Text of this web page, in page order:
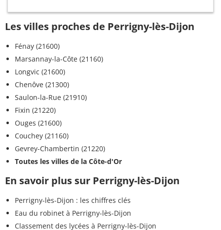
Les villes proches de Perrigny-lès-Dijon
Fénay (21600)
Marsannay-la-Côte (21160)
Longvic (21600)
Chenôve (21300)
Saulon-la-Rue (21910)
Fixin (21220)
Ouges (21600)
Couchey (21160)
Gevrey-Chambertin (21220)
Toutes les villes de la Côte-d'Or
En savoir plus sur Perrigny-lès-Dijon
Perrigny-lès-Dijon : les chiffres clés
Eau du robinet à Perrigny-lès-Dijon
Classement des lycées à Perrigny-lès-Dijon